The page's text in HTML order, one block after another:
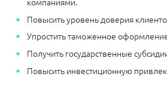
Повысить уровень доверия
Упростить таможенное
Получить государственные
Повысить инвестиционную